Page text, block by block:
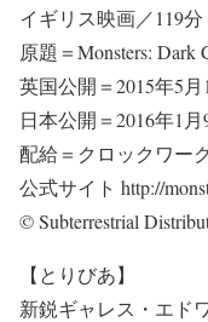
イギリス映画／119分
原題＝Monsters: Dark
英国公開＝2015年5月
日本公開＝2016年1月
配給＝クロックワー
公式サイト http://
© Subterrestrial
【とりびあ】
新鋭ギャレス・エド